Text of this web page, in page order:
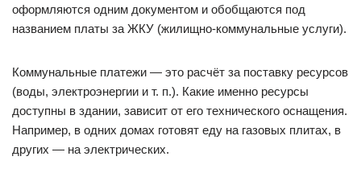
оформляются одним документом и обобщаются под
названием платы за ЖКУ (жилищно-коммунальные услуги).
Коммунальные платежи — это расчёт за поставку ресурсов
(воды, электроэнергии и т. п.). Какие именно ресурсы
доступны в здании, зависит от его технического оснащения.
Например, в одних домах готовят еду на газовых плитах, в
других — на электрических.